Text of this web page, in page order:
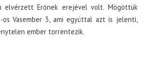
elvérzett Erőnek erejével volt. Mögöttük
Vasember 3, ami egyúttal azt is jelenti,
ember torrentezik.